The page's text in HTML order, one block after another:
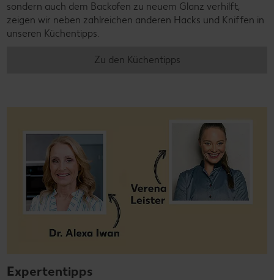
sondern auch dem Backofen zu neuem Glanz verhilft,
zeigen wir neben zahlreichen anderen Hacks und Kniffen in
unseren Küchentipps.
Zu den Küchentipps
Expertentipps